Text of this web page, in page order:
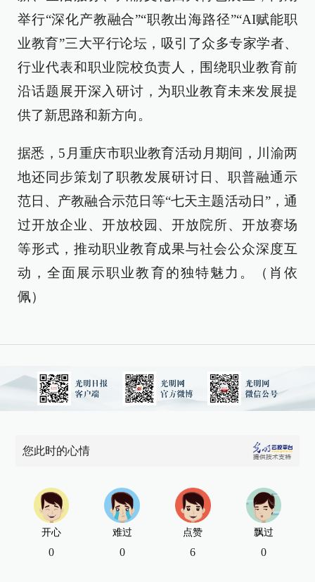
举行“深化产教融合”“职教出海路径”“AI赋能职
业教育”三大平行论坛，吸引了众多专家学者、
行业代表和职业院校负责人，围绕职业教育前
沿话题展开深入研讨，为职业教育未来发展提
供了新思路和新方向。
据悉，5月重庆市职业教育活动月期间，川渝两
地还同步策划了职教发展研讨日、职普融通示
范日、产教融合示范日等“七天主题活动日”，通
过开放企业、开放校园、开放院所、开放赛场
等形式，推动职业教育成果与社会公众深度互
动，全面展示职业教育的独特魅力。（肖依
佩）
您此时的心情
开心
0
难过
0
点赞
6
飘过
0